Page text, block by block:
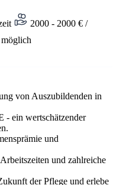
2000 - 2000 € /
von Auszubildenden in
ein wertschätzender
und
und zahlreiche
der Pflege und erlebe